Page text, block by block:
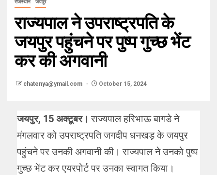
राजस्थान जयपुर
राज्यपाल ने उपराष्ट्रपति के
जयपुर पहुंचने पर पुष्प गुच्छ भेंट
कर की अगवानी
chatenya@ymail.com October 15, 2024
जयपुर, 15 अक्टूबर।राज्यपाल हरिभाऊ बागडे ने
मंगलवार को उपराष्ट्रपति जगदीप धनखड़ के जयपुर
पहुंचने पर उनकी अगवानी की। राज्यपाल ने उनको पुष्प
गुच्छ भेंट कर एयरपोर्ट पर उनका स्वागत किया।